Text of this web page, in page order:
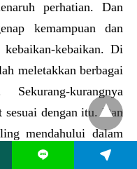
perhatian. Dan
kemampuan dan
kebaikan. Di
meletakkan berbagai
kurangnya
sesuai dengan itu. Dan
mendahului dalam
yang satu dengan
L